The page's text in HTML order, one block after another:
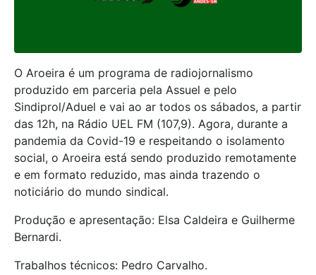
O Aroeira é um programa de radiojornalismo
produzido em parceria pela Assuel e pelo
Sindiprol/Aduel e vai ao ar todos os sábados, a partir
das 12h, na Rádio UEL FM (107,9). Agora, durante a
pandemia da Covid-19 e respeitando o isolamento
social, o Aroeira está sendo produzido remotamente
e em formato reduzido, mas ainda trazendo o
noticiário do mundo sindical.
Produção e apresentação: Elsa Caldeira e Guilherme
Bernardi.
Trabalhos técnicos: Pedro Carvalho.